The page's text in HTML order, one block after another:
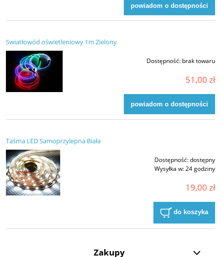
powiadom o dostępności
Swiatłowód oświetleniowy 1m Zielony
Dostępność: brak towaru
51,00 zł
powiadom o dostępności
Taśma LED Samoprzylepna Biała
Dostępność:dostępny
Wysyłka w:24 godziny
19,00 zł
do koszyka
Zakupy